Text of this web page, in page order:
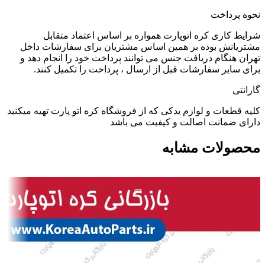
نحوه پرداخت
شرایط کاری کره اتوپارت همواره بر اساس اعتماد متقابل
مشتریانش بوده بر همین اساس مشتریان برای سفارشات داخل
تهران هنگام دریافت جنس می توانند پرداخت خود را انجام دهد و
برای سایر سفارشات قبل از ارسال ، پرداخت را تکمیل کنند.
گارانتی
کلیه قطعات و لوازم یدکی که از فروشگاه کره اتو پارت تهیه میکنید
دارای ضمانت اصالت و کیفیت می باشد
محصولات مشابه